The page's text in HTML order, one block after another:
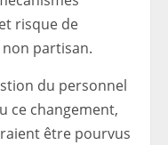
risque de
partisan.
du personnel
ce changement,
être pourvus